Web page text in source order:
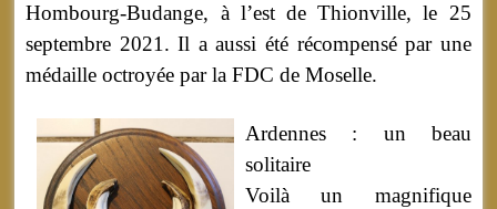
Hombourg-Budange, à l’est de Thionville, le 25
septembre 2021. Il a aussi été récompensé par une
médaille octroyée par la FDC de Moselle.
Ardennes : un beau
solitaire
Voilà un magnifique